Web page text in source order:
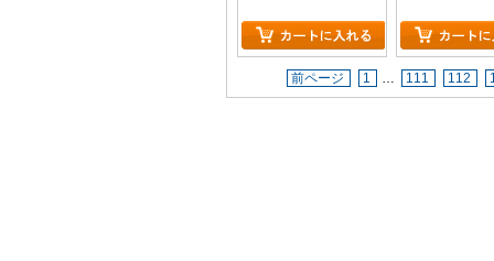
前ページ 1 … 111 112